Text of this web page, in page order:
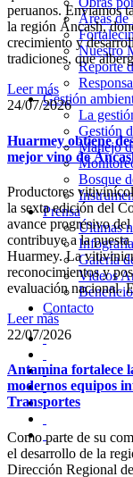
Áreas de
Nuestro
Reporte
Gestión
La
Gestión
Manejo
Bosque
Prensa
Últimas
Galería
Videos
Contacto
peruanos. Enviamos
la región Áncash,
crecimiento y
tradiciones, que
Leer más
24/07/2026
Huarmey obtiene
mejor vino de
Productores
la sexta edición del
avance progresivo
contribuye a la
Huarmey. La
reconocimientos y
evaluación nacional.
Leer más
22/07/2026
Antamina fortalece
modernos equipos
Transportes
Como parte de su
el desarrollo de la
Dirección Regional